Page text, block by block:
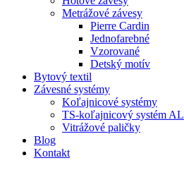
Metrážové závesy
Pierre Cardin
Jednofarebné
Vzorované
Detský motív
Bytový textil
Závesné systémy
Koľajnicové systémy
TS-koľajnicový systém AL
Vitrážové paličky
Blog
Kontakt